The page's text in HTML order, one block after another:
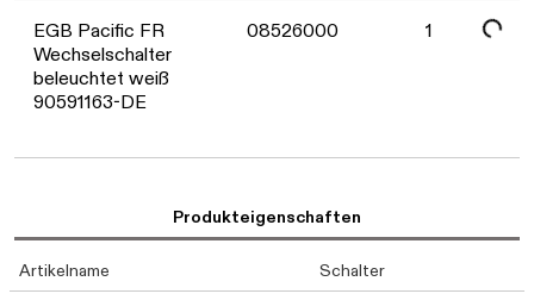
EGB Pacific FR
Wechselschalter
beleuchtet weiß
90591163-DE
08526000 1
Daten werden geladen. Bitte warten...
Produkteigenschaften
Artikelname
Schalter